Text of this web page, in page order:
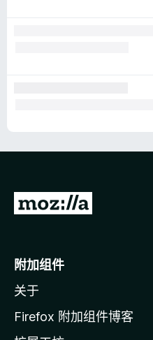
转
o
i
l
附加组件
关于
Firefox 附加组件博客